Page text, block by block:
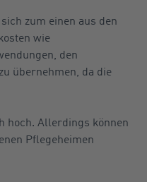
zum einen aus den
wie
den
übernehmen, da die
hoch. Allerdings können
Pflegeheimen